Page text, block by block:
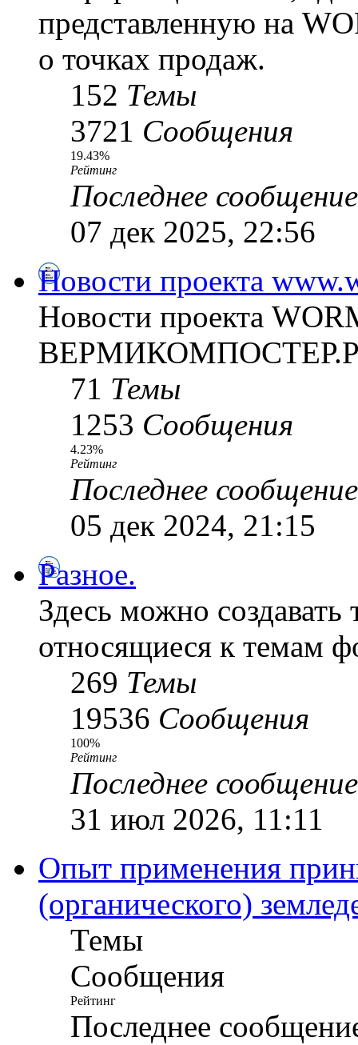
представленную на
о точках продаж.
152 Темы
3721 Сообщения
19.43%
Рейтинг
Последнее сообщение
07 дек 2025, 22:56
Новости проекта
Новости проекта
71 Темы
1253 Сообщения
4.23%
Рейтинг
Последнее сообщение
05 дек 2024, 21:15
Разное.
Здесь можно
относящиеся к темам
269 Темы
19536 Сообщения
100%
Рейтинг
Последнее сообщение
31 июл 2026, 11:11
Опыт применения
(органического)
Темы
Сообщения
Рейтинг
Последнее